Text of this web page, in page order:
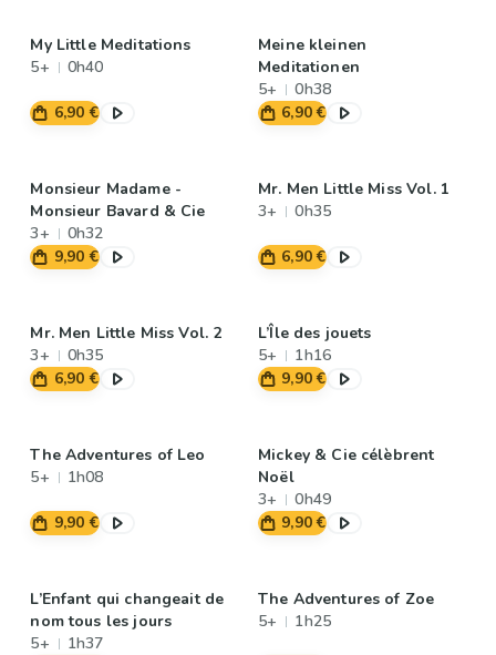
My Little Meditations
5+
0h40
6,90 €
Meine kleinen
Meditationen
5+
0h38
6,90 €
Monsieur Madame -
Monsieur Bavard & Cie
3+
0h32
9,90 €
Mr. Men Little Miss Vol. 1
3+
0h35
6,90 €
Mr. Men Little Miss Vol. 2
3+
0h35
6,90 €
L’Île des jouets
5+
1h16
9,90 €
The Adventures of Leo
5+
1h08
9,90 €
Mickey & Cie célèbrent
Noël
3+
0h49
9,90 €
L’Enfant qui changeait de
nom tous les jours
5+
1h37
The Adventures of Zoe
5+
1h25